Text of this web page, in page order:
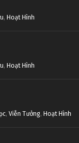
, Hoạt Hình
, Hoạt Hình
, Viễn Tưởng, Hoạt Hình